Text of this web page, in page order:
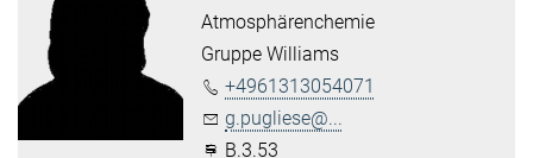
Atmosphärenchemie
Gruppe Williams
+4961313054071
g.pugliese@...
B.3.53